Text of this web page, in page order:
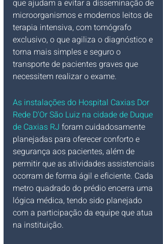
que ajudam a evitar a disseminação de
microorganismos e modernos leitos de
terapia intensiva, com tomógrafo
exclusivo, o que agiliza o diagnóstico e
torna mais simples e seguro o
transporte de pacientes graves que
necessitem realizar o exame.
As instalações do Hospital Caxias Dor
Rede D'Or São Luiz na cidade de Duque
de Caxias RJ foram cuidadosamente
planejadas para oferecer conforto e
segurança aos pacientes, além de
permitir que as atividades assistenciais
ocorram de forma ágil e eficiente. Cada
metro quadrado do prédio encerra uma
lógica médica, tendo sido planejado
com a participação da equipe que atua
na instituição.